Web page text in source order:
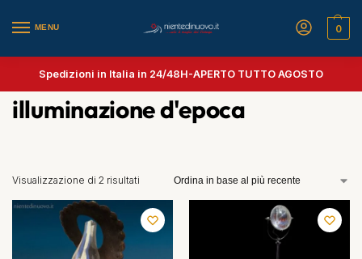
MENU 0
Spedizioni in Italia in 24/48H-APERTO TUTTO AGOSTO
illuminazione d'epoca
Visualizzazione di 2 risultati